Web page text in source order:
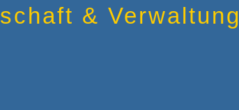
& Verwaltung